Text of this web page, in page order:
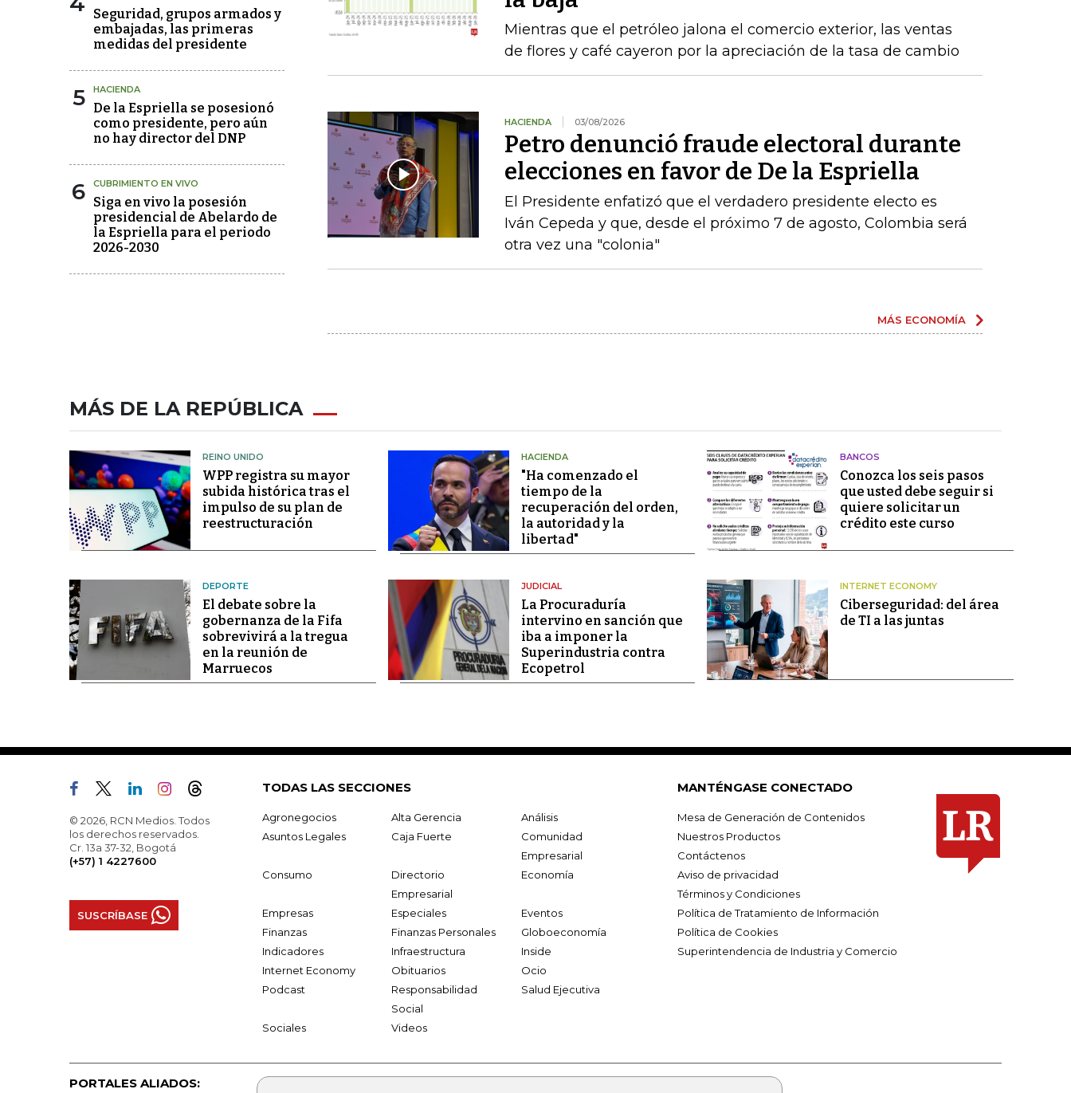
Seguridad, grupos armados y
embajadas, las primeras
medidas del presidente
5 HACIENDA
De la Espriella se posesionó
como presidente, pero aún
no hay director del DNP
6 CUBRIMIENTO EN VIVO
Siga en vivo la posesión
presidencial de Abelardo de
la Espriella para el periodo
2026-2030
Mientras que el petróleo jalona el comercio exterior, las ventas
de flores y café cayeron por la apreciación de la tasa de cambio
HACIENDA 03/08/2026
Petro denunció fraude electoral durante
elecciones en favor de De la Espriella
El Presidente enfatizó que el verdadero presidente electo es
Iván Cepeda y que, desde el próximo 7 de agosto, Colombia será
otra vez una "colonia"
MÁS ECONOMÍA
MÁS DE LA REPÚBLICA
REINO UNIDO
WPP registra su mayor
subida histórica tras el
impulso de su plan de
reestructuración
HACIENDA
"Ha comenzado el
tiempo de la
recuperación del orden,
la autoridad y la
libertad"
BANCOS
Conozca los seis pasos
que usted debe seguir si
quiere solicitar un
crédito este curso
DEPORTE
El debate sobre la
gobernanza de la Fifa
sobrevivirá a la tregua
en la reunión de
Marruecos
JUDICIAL
La Procuraduría
intervino en sanción que
iba a imponer la
Superindustria contra
Ecopetrol
INTERNET ECONOMY
Ciberseguridad: del área
de TI a las juntas
© 2026, RCN Medios. Todos
los derechos reservados.
Cr. 13a 37-32, Bogotá
(+57) 1 4227600
SUSCRÍBASE
TODAS LAS SECCIONES
Agronegocios Alta Gerencia
Análisis
Asuntos Legales
Caja Fuerte
Comunidad
Empresarial
Consumo
Directorio
Empresarial
Economía
Empresas Especiales
Eventos
Finanzas
Finanzas Personales
Globoeconomía
Indicadores
Infraestructura
Inside
Internet Economy
Obituarios
Ocio
Podcast
Responsabilidad
Social
Salud Ejecutiva
Sociales Videos
MANTÉNGASE CONECTADO
Mesa de Generación de Contenidos
Nuestros Productos
Contáctenos
Aviso de privacidad
Términos y Condiciones
Política de Tratamiento de Información
Política de Cookies
Superintendencia de Industria y Comercio
PORTALES ALIADOS: